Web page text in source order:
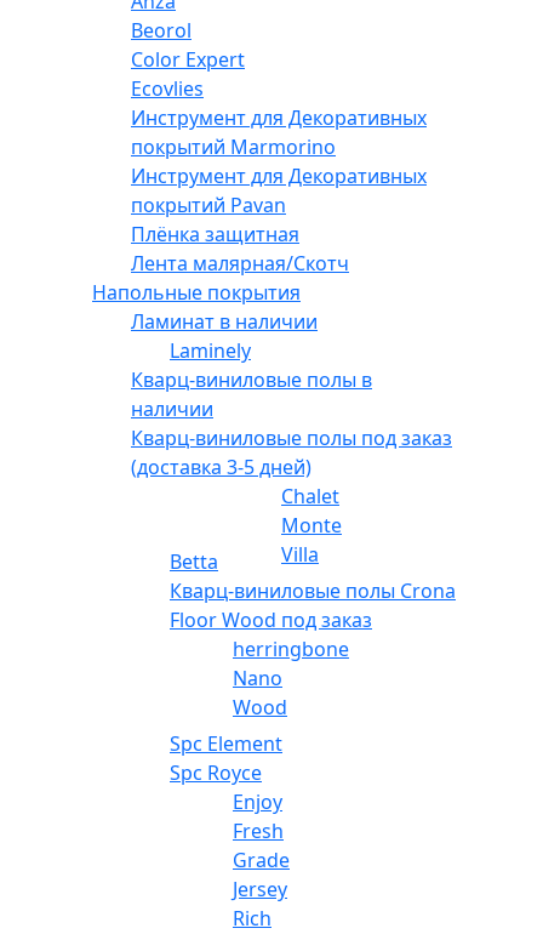
Beorol
Color Expert
Ecovlies
Инструмент для Декоративных
покрытий Marmorino
Инструмент для Декоративных
покрытий Pavan
Плёнка защитная
Лента малярная/Скотч
Напольные покрытия
Ламинат в наличии
Laminely
Кварц-виниловые полы в
наличии
Кварц-виниловые полы под заказ
(доставка 3-5 дней)
Betta
Chalet
Monte
Villa
Кварц-виниловые полы Crona
Floor Wood под заказ
herringbone
Nano
Wood
Spc Element
Spc Royce
Enjoy
Fresh
Grade
Jersey
Rich